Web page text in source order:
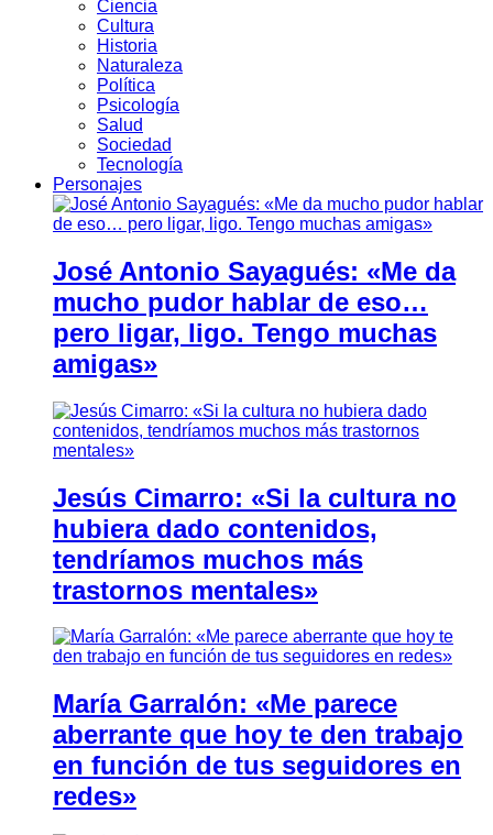
Ciencia
Cultura
Historia
Naturaleza
Política
Psicología
Salud
Sociedad
Tecnología
Personajes
José Antonio Sayagués: «Me da
mucho pudor hablar de eso…
pero ligar, ligo. Tengo muchas
amigas»
Jesús Cimarro: «Si la cultura no
hubiera dado contenidos,
tendríamos muchos más
trastornos mentales»
María Garralón: «Me parece
aberrante que hoy te den trabajo
en función de tus seguidores en
redes»